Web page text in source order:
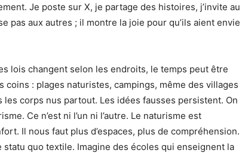
Je poste sur X, je partage des histoires, j’invite au
pas aux autres ; il montre la joie pour qu’ils aient envie
lois changent selon les endroits, le temps peut être
coins : plages naturistes, campings, même des villages
corps nus partout. Les idées fausses persistent. On
Ce n’est ni l’un ni l’autre. Le naturisme est
Il nous faut plus d’espaces, plus de compréhension.
quo textile. Imagine des écoles qui enseignent la